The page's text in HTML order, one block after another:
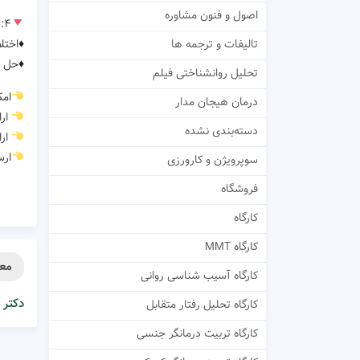
۴:تشخیص و درمان:
♦️حل
اصول و فنون مشاوره
تالیفات و ترجمه ها
تحلیل روانشناختی فیلم
درمان هیجان مدار
دسته‌بندی نشده
سوپرویژن و کارورزی
فروشگاه
کارگاه
کارگاه MMT
کارگاه آسیب شناسی روانی
کارگاه تحلیل رفتار متقابل
کارگاه تربیت درمانگر جنسی